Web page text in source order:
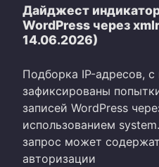
Дайджест
WordPress через
14.06.2026)
Подборка IP-адресов, с
зафиксированы
записей WordPress
использованием
запрос может
авторизации